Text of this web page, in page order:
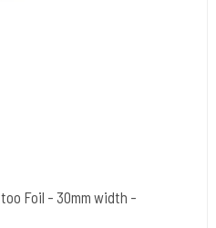
Foil - 30mm width -